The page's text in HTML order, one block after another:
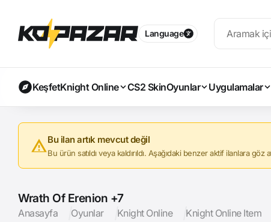
Language
KeşfetKnight Online CS2 SkinOyunlar Uygulamalar
Bu ilan artık mevcut değil
Bu ürün satıldı veya kaldırıldı. Aşağıdaki benzer aktif ilanlara göz
Wrath Of Erenion +7
Anasayfa Oyunlar Knight Online Knight Online Item